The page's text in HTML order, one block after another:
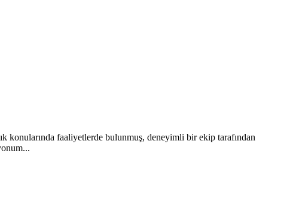
konularında faaliyetlerde bulunmuş, deneyimli bir ekip tarafından